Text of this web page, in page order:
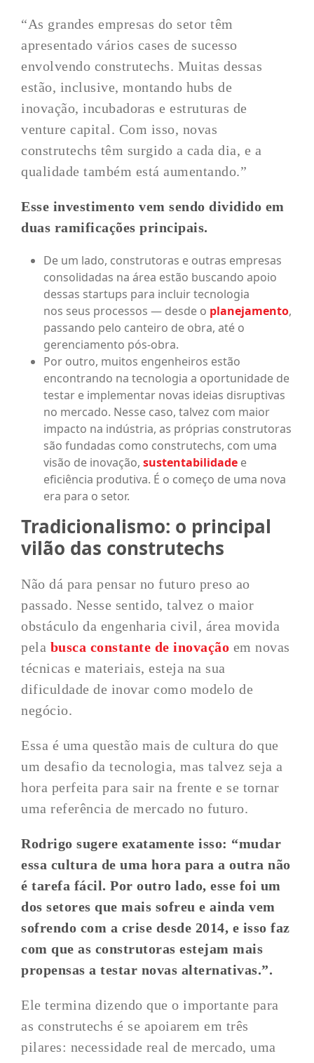
“As grandes empresas do setor têm
apresentado vários cases de sucesso
envolvendo construtechs. Muitas dessas
estão, inclusive, montando hubs de
inovação, incubadoras e estruturas de
venture capital. Com isso, novas
construtechs têm surgido a cada dia, e a
qualidade também está aumentando.”
Esse investimento vem sendo dividido em
duas ramificações principais.
De um lado, construtoras e outras empresas
consolidadas na área estão buscando apoio
dessas startups para incluir tecnologia
nos seus processos — desde o planejamento,
passando pelo canteiro de obra, até o
gerenciamento pós-obra.
Por outro, muitos engenheiros estão
encontrando na tecnologia a oportunidade de
testar e implementar novas ideias disruptivas
no mercado. Nesse caso, talvez com maior
impacto na indústria, as próprias construtoras
são fundadas como construtechs, com uma
visão de inovação,sustentabilidade e
eficiência produtiva. É o começo de uma nova
era para o setor.
Tradicionalismo: o principal
vilão das construtechs
Não dá para pensar no futuro preso ao
passado. Nesse sentido, talvez o maior
obstáculo da engenharia civil, área movida
pela busca constante de inovação em novas
técnicas e materiais, esteja na sua
dificuldade de inovar como modelo de
negócio.
Essa é uma questão mais de cultura do que
um desafio da tecnologia, mas talvez seja a
hora perfeita para sair na frente e se tornar
uma referência de mercado no futuro.
Rodrigo sugere exatamente isso: “mudar
essa cultura de uma hora para a outra não
é tarefa fácil. Por outro lado, esse foi um
dos setores que mais sofreu e ainda vem
sofrendo com a crise desde 2014, e isso faz
com que as construtoras estejam mais
propensas a testar novas alternativas.”.
Ele termina dizendo que o importante para
as construtechs é se apoiarem em três
pilares: necessidade real de mercado, uma